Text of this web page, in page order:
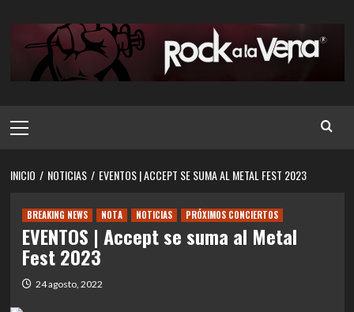
contenido
principal
INICIO NOTICIAS EVENTOS | ACCEPT SE SUMA AL METAL FEST 2023
BREAKING NEWS NOTA NOTICIAS PRÓXIMOS CONCIERTOS
EVENTOS | Accept se suma al Metal
Fest 2023
24 agosto, 2022